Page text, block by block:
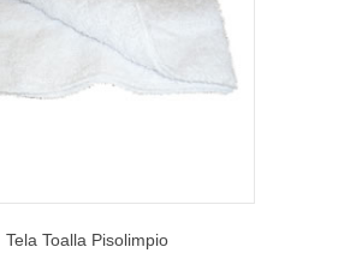
Tela Toalla Pisolimpio